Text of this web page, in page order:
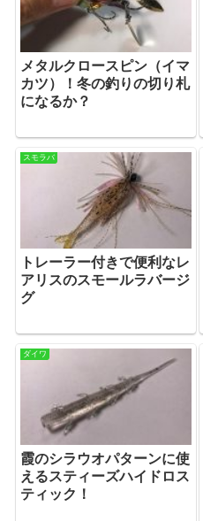
メタルクロースピン（イマ
カツ）！冬の釣りの切り札
になるか？
スモラバ
トレーラー付きで便利なレ
アリスのスモールラバージ
グ
ダイワ
霞のシラウオパターンに使
えるスティーズハイドロス
ティック！